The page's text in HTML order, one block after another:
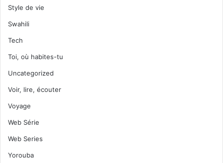
Style de vie
Swahili
Tech
Toi, où habites-tu
Uncategorized
Voir, lire, écouter
Voyage
Web Série
Web Series
Yorouba